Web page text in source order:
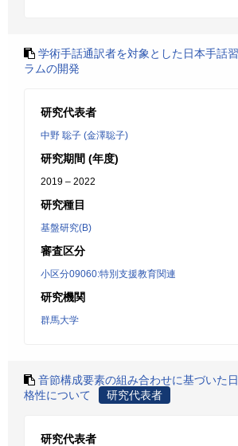
学術手話通訳者を対象とした日本手話
ラムの開発
研究代表者
中野 聡子 (金澤聡子)
研究期間 (年度)
2019 – 2022
研究種目
基盤研究(B)
審査区分
小区分09060:特別支援教育関連
研究機関
群馬大学
音節構成要素の組み合わせに基づいた
格性について
研究代表者
研究代表者